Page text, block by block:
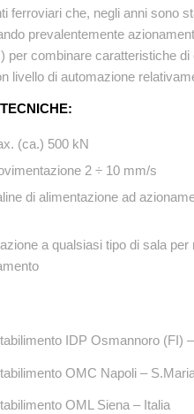
ferroviari che, negli anni sono
prevalentemente
per combinare caratteristiche
livello di automazione
(ca.) 500 kN
2 ÷ 10 mm/s
di alimentazione ad
a qualsiasi tipo di sala
IDP Osmannoro (FI)
OMC Napoli –
OML Siena – Italia